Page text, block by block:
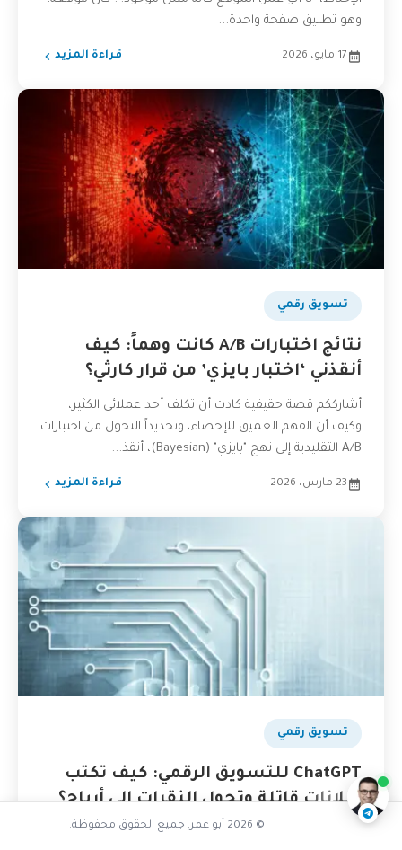
وهو تطبيق صفحة واحدة...
17 مايو، 2026 قراءة المزيد
تسويق رقمي
نتائج اختبارات A/B كانت وهماً: كيف
أنقذني ‘اختبار بايزي’ من قرار كارثي؟
أشارككم قصة حقيقية كادت أن تكلف أحد عملائي الكثير،
وكيف أن الفهم العميق للإحصاء، وتحديداً التحول من اختبارات
A/B التقليدية إلى نهج "بايزي" (Bayesian)، أنقذ...
23 مارس، 2026 قراءة المزيد
تسويق رقمي
ChatGPT للتسويق الرقمي: كيف تكتب
إعلانات قاتلة وتحول النقرات إلى أرباح؟
🚀
ناقشنا على تليجرام @AbuOmarTech_bot
© 2026 أبو عمر. جميع الحقوق محفوظة.